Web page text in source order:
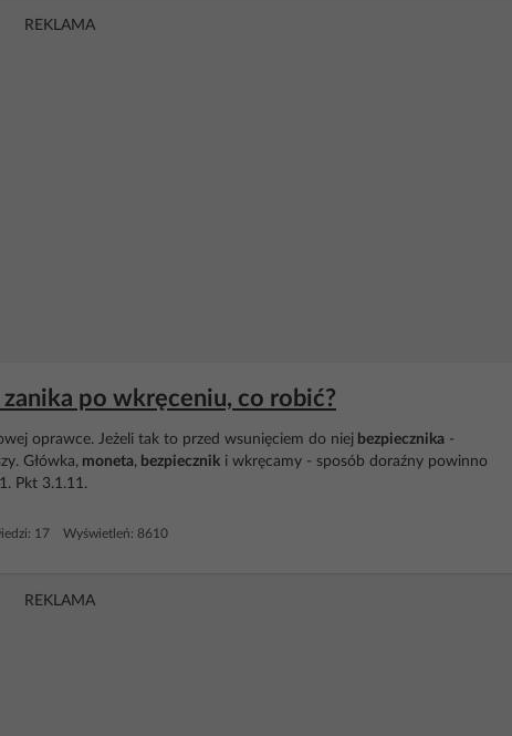
REKLAMA
po wkręceniu, co robić?
oprawce. Jeżeli tak to przed wsunięciem do niej bezpiecznika -
Główka, moneta, bezpiecznik i wkręcamy - sposób doraźny powinno
Pkt 3.1.11.
17 Wyświetleń: 8610
REKLAMA